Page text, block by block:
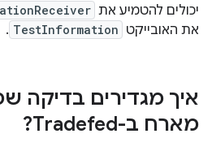
יכולים להטמיע את
את האובייקט TestInformation
.
איך מגדירים בדיקה
מארח ב-Tradefed?